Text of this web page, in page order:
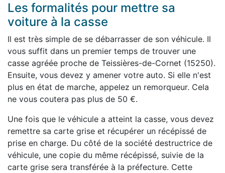
Les formalités pour mettre sa
voiture à la casse
Il est très simple de se débarrasser de son véhicule. Il
vous suffit dans un premier temps de trouver une
casse agréée proche de Teissières-de-Cornet (15250).
Ensuite, vous devez y amener votre auto. Si elle n'est
plus en état de marche, appelez un remorqueur. Cela
ne vous coutera pas plus de 50 €.
Une fois que le véhicule a atteint la casse, vous devez
remettre sa carte grise et récupérer un récépissé de
prise en charge. Du côté de la société destructrice de
véhicule, une copie du même récépissé, suivie de la
carte grise sera transférée à la préfecture. Cette